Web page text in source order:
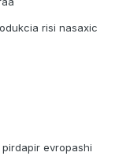
risi nasaxic
evropashi